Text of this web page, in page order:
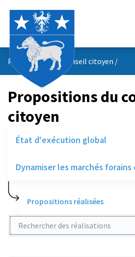
Propositions du conseil citoyen /
Propositions du
citoyen
État d'exécution global
Dynamiser les marchés
Propositions réalisées
Rechercher des réalisations